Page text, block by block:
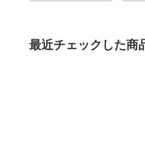
最近チェックした商